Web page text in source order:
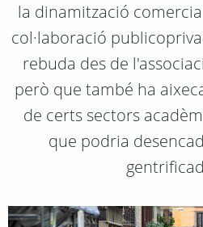
la dinamització
col·laboració
rebuda des de
però que també ha
de certs sectors
que podria